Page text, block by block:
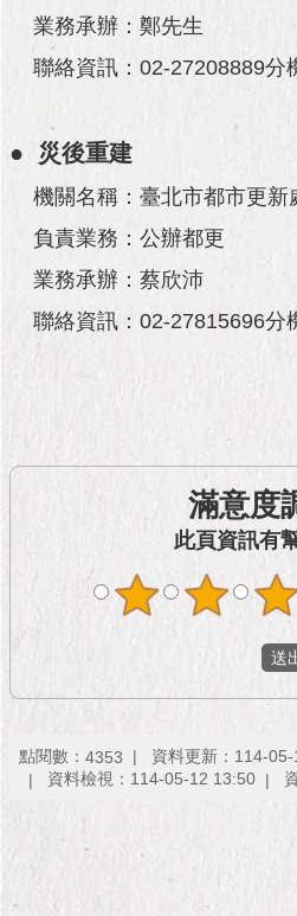
旅
遊
網
網
站
料
放
宣
及
我
們
系
業務承辦：鄭先生
聯絡資訊：02-27208889分
● 災後重建
機關名稱：臺北市都市更新
負責業務：公辦都更
業務承辦：蔡欣沛
聯絡資訊：02-27815696分
滿意度
此頁資訊有
點閱數： 4353
資料更新：114-
資料檢視：114-05-12 13:50